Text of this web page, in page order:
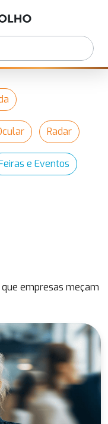
Radar
e Eventos
que empresas meçam